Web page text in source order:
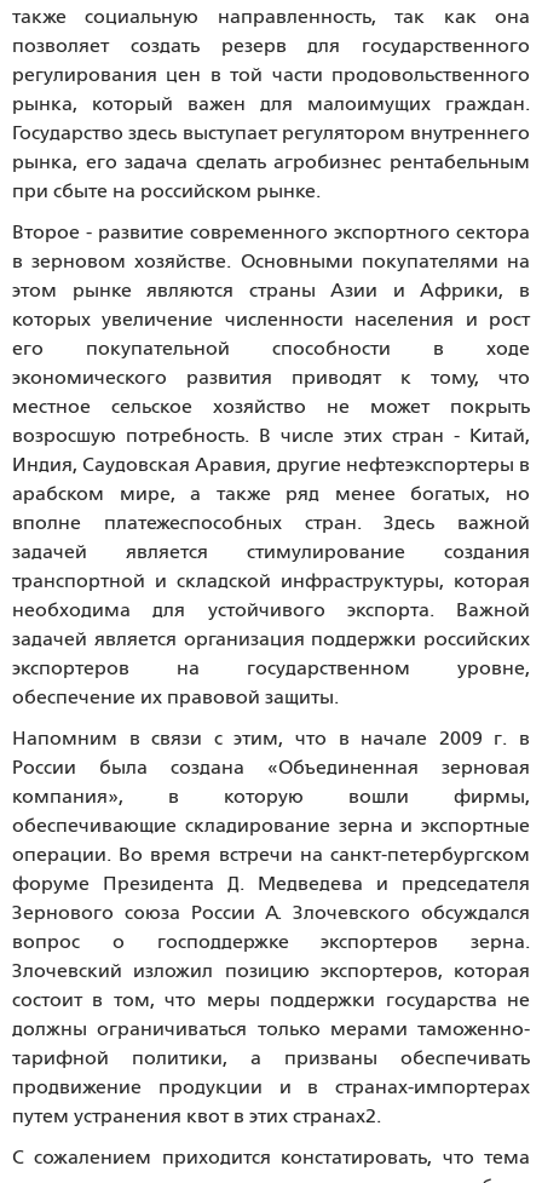
также социальную направленность, так как она
позволяет создать резерв для государственного
регулирования цен в той части продовольственного
рынка, который важен для малоимущих граждан.
Государство здесь выступает регулятором внутреннего
рынка, его задача сделать агробизнес рентабельным
при сбыте на российском рынке.
Второе - развитие современного экспортного сектора
в зерновом хозяйстве. Основными покупателями на
этом рынке являются страны Азии и Африки, в
которых увеличение численности населения и рост
его покупательной способности в ходе
экономического развития приводят к тому, что
местное сельское хозяйство не может покрыть
возросшую потребность. В числе этих стран - Китай,
Индия, Саудовская Аравия, другие нефтеэкспортеры в
арабском мире, а также ряд менее богатых, но
вполне платежеспособных стран. Здесь важной
задачей является стимулирование создания
транспортной и складской инфраструктуры, которая
необходима для устойчивого экспорта. Важной
задачей является организация поддержки российских
экспортеров на государственном уровне,
обеспечение их правовой защиты.
Напомним в связи с этим, что в начале 2009 г. в
России была создана «Объединенная зерновая
компания», в которую вошли фирмы,
обеспечивающие складирование зерна и экспортные
операции. Во время встречи на санкт-петербургском
форуме Президента Д. Медведева и председателя
Зернового союза России А. Злочевского обсуждался
вопрос о господдержке экспортеров зерна.
Злочевский изложил позицию экспортеров, которая
состоит в том, что меры поддержки государства не
должны ограничиваться только мерами таможенно-
тарифной политики, а призваны обеспечивать
продвижение продукции и в странах-импортерах
путем устранения квот в этих странах2.
С сожалением приходится констатировать, что тема